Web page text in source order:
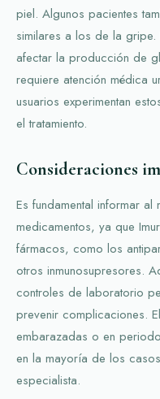
piel. Algunos pacientes
similares a los de la
afectar la producción de
requiere atención médica
usuarios experimentan
el tratamiento.
Consideraciones
Es fundamental informar
medicamentos, ya que
fármacos, como los
otros inmunosupresores.
controles de laboratorio
prevenir complicaciones.
embarazadas o en
en la mayoría de los
especialista.